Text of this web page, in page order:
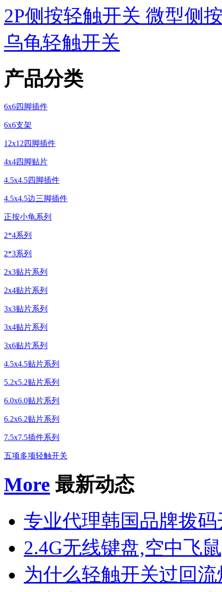
2P侧按轻触开关 微型侧
乌龟轻触开关
产品分类
6x6四脚插件
6x6支架
12x12四脚插件
4x4四脚贴片
4.5x4.5四脚插件
4.5x4.5边三脚插件
正按小龟系列
2*4系列
2*3系列
2x3贴片系列
2x4贴片系列
3x3贴片系列
3x4贴片系列
3x6贴片系列
4.5x4.5贴片系列
5.2x5.2贴片系列
6.0x6.0贴片系列
6.2x6.2贴片系列
7.5x7.5插件系列
五项多项轻触开关
More 最新动态
专业代理韩国品牌拨
2.4G无线键盘,空中飞
为什么轻触开关过回流